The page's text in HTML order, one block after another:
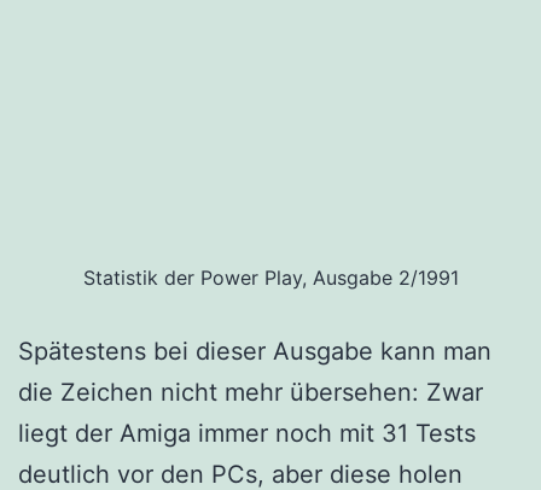
Statistik der Power Play, Ausgabe 2/1991
Spätestens bei dieser Ausgabe kann man
die Zeichen nicht mehr übersehen: Zwar
liegt der Amiga immer noch mit 31 Tests
deutlich vor den PCs, aber diese holen